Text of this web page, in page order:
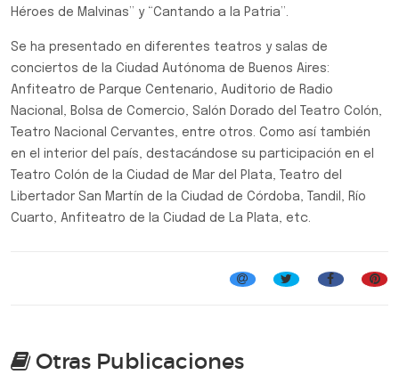
Héroes de Malvinas” y “Cantando a la Patria”.
Se ha presentado en diferentes teatros y salas de
conciertos de la Ciudad Autónoma de Buenos Aires:
Anfiteatro de Parque Centenario, Auditorio de Radio
Nacional, Bolsa de Comercio, Salón Dorado del Teatro Colón,
Teatro Nacional Cervantes, entre otros. Como así también
en el interior del país, destacándose su participación en el
Teatro Colón de la Ciudad de Mar del Plata, Teatro del
Libertador San Martín de la Ciudad de Córdoba, Tandil, Río
Cuarto, Anfiteatro de la Ciudad de La Plata, etc.
Otras Publicaciones